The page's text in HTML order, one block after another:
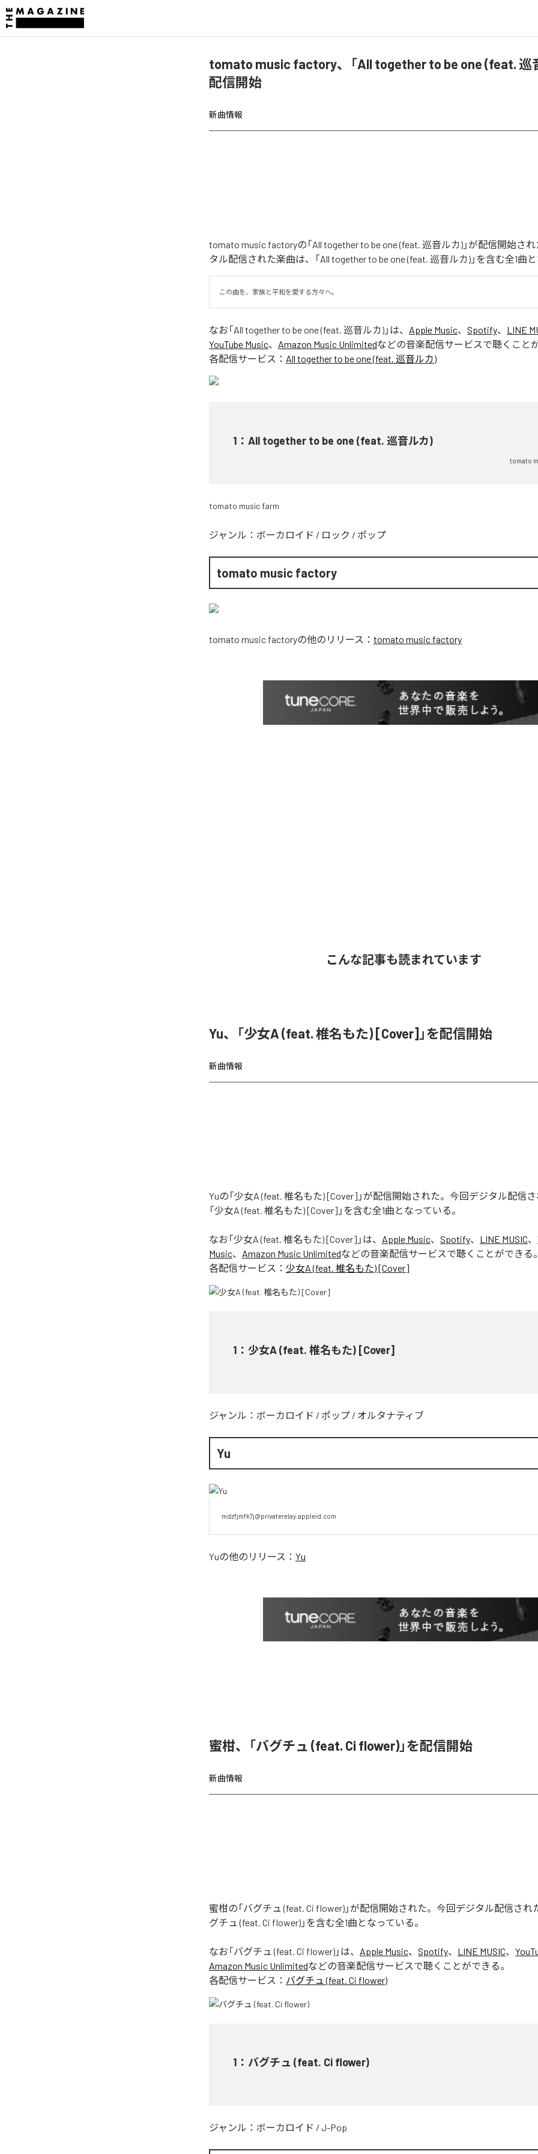
tomato music factory、「All together to be one (feat. 巡
配信開始
新曲情報
tomato music factoryの「All together to be one (feat. 巡音ルカ)」が配信開始さ
タル配信された楽曲は、「All together to be one (feat. 巡音ルカ)」を含む全1曲
この曲を、家族と平和を愛する方々へ。
なお「All together to be one (feat. 巡音ルカ) 」は、 Apple Music、 Spotify、 LINE
YouTube Music、 Amazon Music Unlimitedなどの音楽配信サービスで聴くこと
各配信サービス： All together to be one (feat. 巡音ルカ)
1 ： All together to be one (feat. 巡音ルカ)
tomato
tomato music farm
ジャンル： ボーカロイド / ロック / ポップ
tomato music factory
tomato music factoryの他のリリース： tomato music factory
こんな記事も読まれています
Yu、「少女A (feat. 椎名もた) [Cover]」を配信開始
新曲情報
Yuの「少女A (feat. 椎名もた) [Cover]」が配信開始された。今回デジタル配信
「少女A (feat. 椎名もた) [Cover]」を含む全1曲となっている。
なお「少女A (feat. 椎名もた) [Cover] 」は、 Apple Music、 Spotify、 LINE MUSIC、
Music、 Amazon Music Unlimitedなどの音楽配信サービスで聴くことができる
各配信サービス： 少女A (feat. 椎名もた) [Cover]
1 ： 少女A (feat. 椎名もた) [Cover]
ジャンル： ボーカロイド / ポップ / オルタナティブ
Yu
mdzfjmfk7j@privaterelay.appleid.com
Yuの他のリリース： Yu
蜜柑、「バグチュ (feat. Ci flower)」を配信開始
新曲情報
蜜柑の「バグチュ (feat. Ci flower)」が配信開始された。今回デジタル配信され
グチュ (feat. Ci flower)」を含む全1曲となっている。
なお「バグチュ (feat. Ci flower) 」は、 Apple Music、 Spotify、 LINE MUSIC、
Amazon Music Unlimitedなどの音楽配信サービスで聴くことができる。
各配信サービス： バグチュ (feat. Ci flower)
1 ： バグチュ (feat. Ci flower)
ジャンル： ボーカロイド / J-Pop